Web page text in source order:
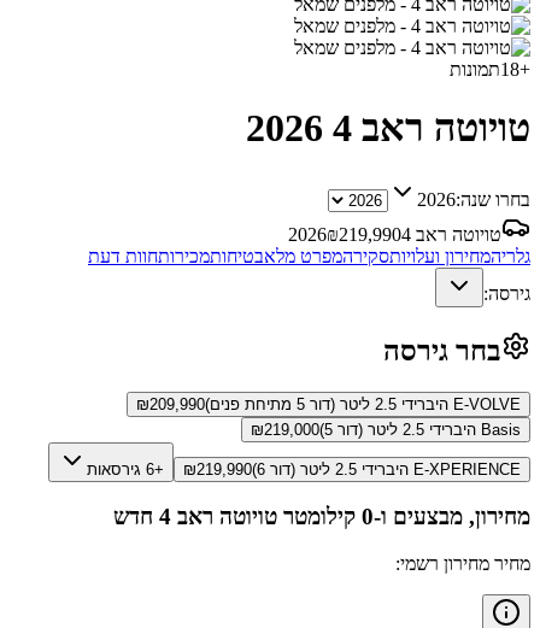
+
18תמונות
טויוטה ראב 4 2026
בחרו שנה:2026
טויוטה ראב 4
2026₪219,990
גלריהמחירון ועלויותסקירהמפרט מלאבטיחותמכירותחוות דעת
גירסה:
בחר גירסה
E-VOLVE היברידי 2.5 ליטר (דור 5 מתיחת פנים) ₪209,990
Basis היברידי 2.5 ליטר (דור 5)
₪219,000
E-XPERIENCE היברידי 2.5 ליטר (דור 6) ₪219,990 +6 גירסאות
מחירון, מבצעים ו-0 קילומטר טויוטה ראב 4 חדש
מחיר מחירון רשמי: